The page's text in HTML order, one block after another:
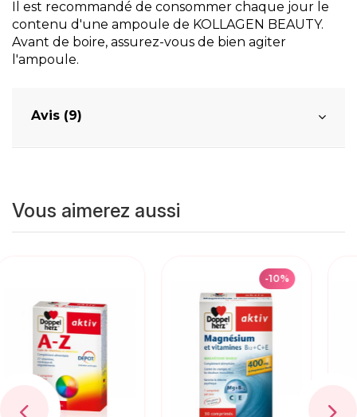
Il est recommandé de consommer chaque jour le
contenu d'une ampoule de KOLLAGEN BEAUTY.
Avant de boire, assurez-vous de bien agiter
l'ampoule.
Avis (9)
Vous aimerez aussi